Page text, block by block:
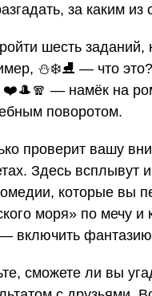
за каким
шесть
⛄❄️⛸ — что
— намёк на
поворотом.
проверит вашу
Здесь всплывут
которые вы
моря» по мечу
включить
сможете ли вы